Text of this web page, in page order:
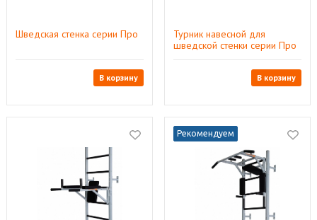
Шведская стенка серии Про
В корзину
Турник навесной для
шведской стенки серии Про
В корзину
Рекомендуем